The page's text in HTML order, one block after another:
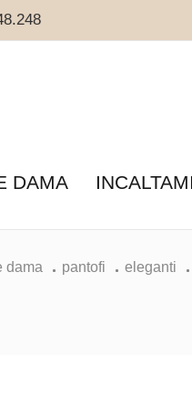
DAMA
dama pantofi eleganti